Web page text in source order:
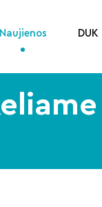
Naujienos DUK